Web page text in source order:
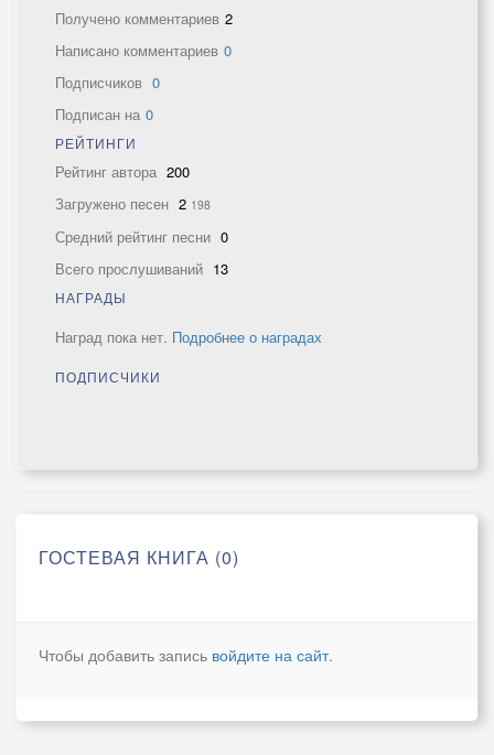
Получено комментариев 2
Написано комментариев 0
Подписчиков 0
Подписан на 0
РЕЙТИНГИ
Рейтинг автора 200
Загружено песен 2 198
Средний рейтинг песни 0
Всего прослушиваний 13
НАГРАДЫ
Наград пока нет. Подробнее о наградах
ПОДПИСЧИКИ
ГОСТЕВАЯ КНИГА (0)
Чтобы добавить запись войдите на сайт.